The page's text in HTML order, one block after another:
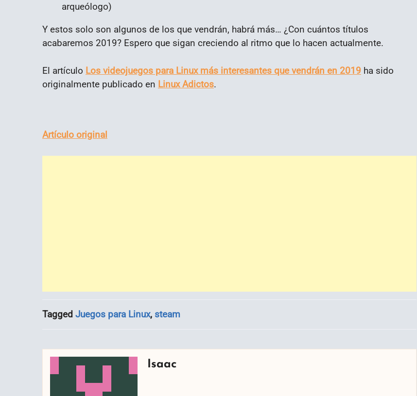
arqueólogo)
Y estos solo son algunos de los que vendrán, habrá más… ¿Con cuántos títulos
acabaremos 2019? Espero que sigan creciendo al ritmo que lo hacen actualmente.
El artículo Los videojuegos para Linux más interesantes que vendrán en 2019 ha sido
originalmente publicado en Linux Adictos.
Artículo original
Tagged Juegos para Linux, steam
Isaac